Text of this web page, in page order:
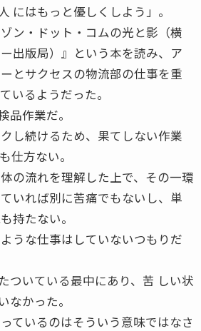
にはもっと優しくしよう」。
ン・ドット・コムの光と影（横
出版局）』という本を読み、ア
とサクセスの物流部の仕事を重
いるようだった。
作業だ。
し続けるため、果てしない作業
仕方ない。
の流れを理解した上で、その一環
いれば別に苦痛でもないし、単
持たない。
うな仕事はしていないつもりだ
ついている最中にあり、苦 しい状
なかった。
ているのはそういう意味ではなさ